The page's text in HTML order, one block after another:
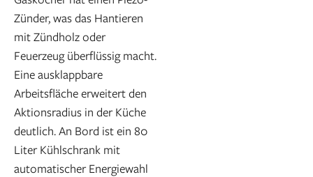
Zünder, was das Hantieren
mit Zündholz oder
Feuerzeug überflüssig macht.
Eine ausklappbare
Arbeitsfläche erweitert den
Aktionsradius in der Küche
deutlich. An Bord ist ein 80
Liter Kühlschrank mit
automatischer Energiewahl